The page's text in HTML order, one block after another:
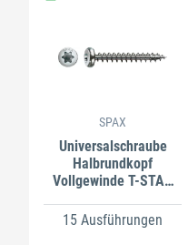
SPAX
Universalschraube
Halbrundkopf
Vollgewinde T-STAR
15 Ausführungen